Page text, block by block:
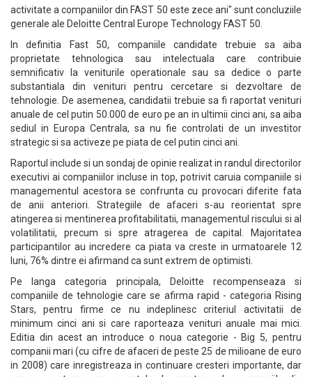
activitate a companiilor din FAST 50 este zece ani" sunt concluziile
generale ale Deloitte Central Europe Technology FAST 50.
In definitia Fast 50, companiile candidate trebuie sa aiba
proprietate tehnologica sau intelectuala care contribuie
semnificativ la veniturile operationale sau sa dedice o parte
substantiala din venituri pentru cercetare si dezvoltare de
tehnologie. De asemenea, candidatii trebuie sa fi raportat venituri
anuale de cel putin 50.000 de euro pe an in ultimii cinci ani, sa aiba
sediul in Europa Centrala, sa nu fie controlati de un investitor
strategic si sa activeze pe piata de cel putin cinci ani.
Raportul include si un sondaj de opinie realizat in randul directorilor
executivi ai companiilor incluse in top, potrivit caruia companiile si
managementul acestora se confrunta cu provocari diferite fata
de anii anteriori. Strategiile de afaceri s-au reorientat spre
atingerea si mentinerea profitabilitatii, managementul riscului si al
volatilitatii, precum si spre atragerea de capital. Majoritatea
participantilor au incredere ca piata va creste in urmatoarele 12
luni, 76% dintre ei afirmand ca sunt extrem de optimisti.
Pe langa categoria principala, Deloitte recompenseaza si
companiile de tehnologie care se afirma rapid - categoria Rising
Stars, pentru firme ce nu indeplinesc criteriul activitatii de
minimum cinci ani si care raporteaza venituri anuale mai mici.
Editia din acest an introduce o noua categorie - Big 5, pentru
companii mari (cu cifre de afaceri de peste 25 de milioane de euro
in 2008) care inregistreaza in continuare cresteri importante, dar